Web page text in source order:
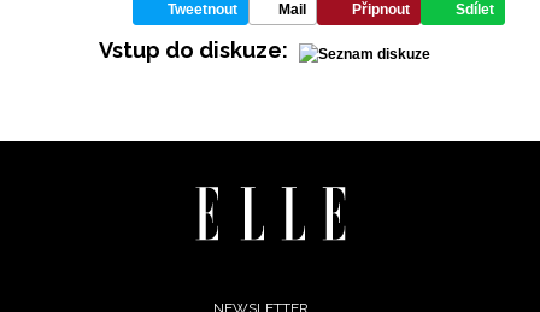
Tweetnout Mail Připnout Sdílet
Vstup do diskuze:
NEWSLETTER